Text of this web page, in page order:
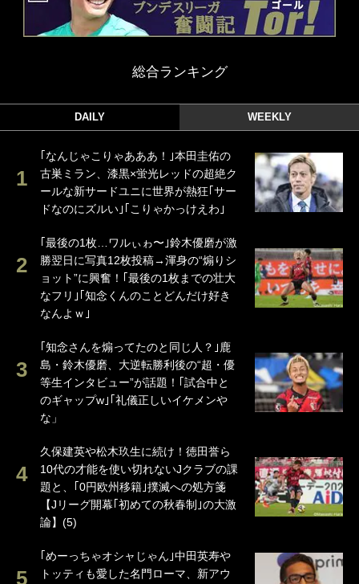
総合ランキング
DAILY WEEKLY
｢なんじゃこりゃあああ！｣本田圭佑の
古巣ミラン、漆黒×蛍光レッドの超絶ク
ールな新サードユニに世界が熱狂｢サー
ドなのにズルい｣｢こりゃかっけえわ｣
｢最後の1枚…ワルぃゎ〜｣鈴木優磨が激
勝翌日に写真12枚投稿→渾身の“煽りシ
ョット”に興奮！｢最後の1枚までの壮大
なフリ｣｢知念くんのことどんだけ好き
なんよｗ｣
｢知念さんを煽ってたのと同じ人？｣鹿
島・鈴木優磨、大逆転勝利後の“超・優
等生インタビュー”が話題！｢試合中と
のギャップw｣｢礼儀正しいイケメンや
な」
久保建英や松木玖生に続け！徳田誉ら
10代の才能を使い切れないJクラブの課
題と、｢0円欧州移籍｣撲滅への処方箋
【Jリーグ開幕｢初めての秋春制｣の大激
論】(5)
｢めーっちゃオシャじゃん｣中田英寿や
トッティも愛した名門ローマ、新アウ